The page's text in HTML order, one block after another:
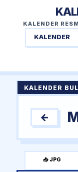
KALENDER
KALENDER
KALENDER
←
📥 JPG